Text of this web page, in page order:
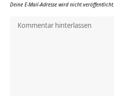
Deine E-Mail-Adresse wird nicht veröffentlicht.